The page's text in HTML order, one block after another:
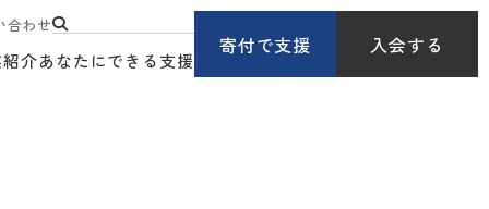
合わせ
介あなたにできる支援
寄付で支援 入会する